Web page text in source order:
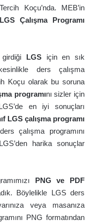
Koçu’nda. MEB’in
LGS Çalışma Programı
LGSiçin en sık
ders çalışma
Koçu olarak bu soruna
programını sizler için
en iyi sonuçları
LGS çalışma programı
çalışma programını
harika sonuçlar
PNG ve PDF
Böylelikle LGS ders
veya masanıza
PNG formatından